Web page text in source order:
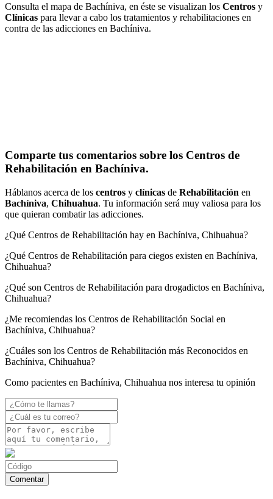
Consulta el mapa de Bachíniva, en éste se visualizan los Centros y
Clínicas para llevar a cabo los tratamientos y rehabilitaciones en
contra de las adicciones en Bachíniva.
Comparte tus comentarios sobre los Centros de
Rehabilitación en Bachíniva.
Háblanos acerca de los centros y clínicas de Rehabilitación en
Bachíniva, Chihuahua. Tu información será muy valiosa para los
que quieran combatir las adicciones.
¿Qué Centros de Rehabilitación hay en Bachíniva, Chihuahua?
¿Qué Centros de Rehabilitación para ciegos existen en Bachíniva,
Chihuahua?
¿Qué son Centros de Rehabilitación para drogadictos en Bachíniva,
Chihuahua?
¿Me recomiendas los Centros de Rehabilitación Social en
Bachíniva, Chihuahua?
¿Cuáles son los Centros de Rehabilitación más Reconocidos en
Bachíniva, Chihuahua?
Como pacientes en Bachíniva, Chihuahua nos interesa tu opinión